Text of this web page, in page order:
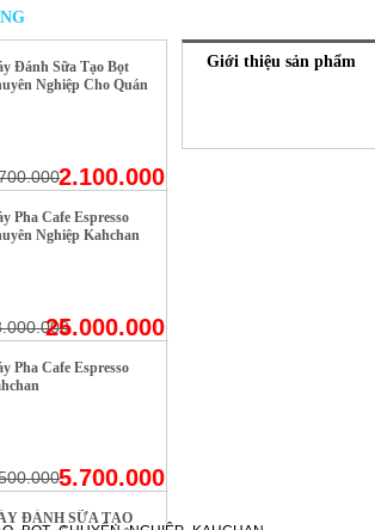
Đánh Sữa Tạo Bọt
Nghiệp Cho Quán
2.100.000
Pha Cafe Espresso
Nghiệp Kahchan
25.000.000
Pha Cafe Espresso
5.700.000
ĐÁNH SỮA TẠO
Giới thiệu sản phẩm